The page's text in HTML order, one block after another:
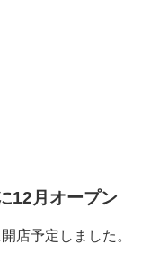
12月オープン
店予定しました。